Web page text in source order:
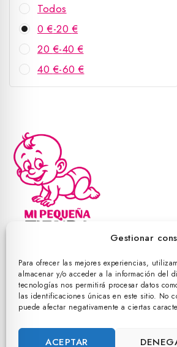
Gestionar
Para ofrecer las mejores experiencias,
almacenar y/o acceder a la información del
tecnologías nos permitirá procesar datos
las identificaciones únicas en este sitio. No
puede afectar negativamente a ciertas
ACEPTAR
Todos
0€-20€
20€-40€
40€-60€